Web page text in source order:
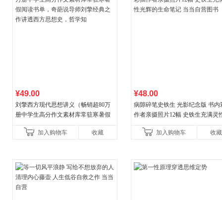
¥49.00
刘擎西方现代思想讲义（畅销超80万
册中学生高分作文素材库常驻寒暑假
讲透西方思想史，哲学知
加入购物车 收藏
¥48.00
病隙碎笔史铁生 光影纪念版 书内
作者亲摄照片12幅 史铁生充满灵
加入购物车
收藏